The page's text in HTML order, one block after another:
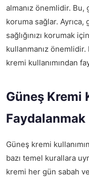
almanız önemlidir. Bu,
koruma sağlar.
sağlığınızı korumak
kullanmanız önemlidir.
kremi kullanımından
Güneş Kremi
Faydalanmak
Güneş kremi
bazı temel kurallara
kremi her gün sabah